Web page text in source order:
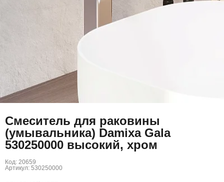
Смеситель для раковины
(умывальника) Damixa Gala
530250000 высокий, хром
Код: 20659
Артикул: 530250000